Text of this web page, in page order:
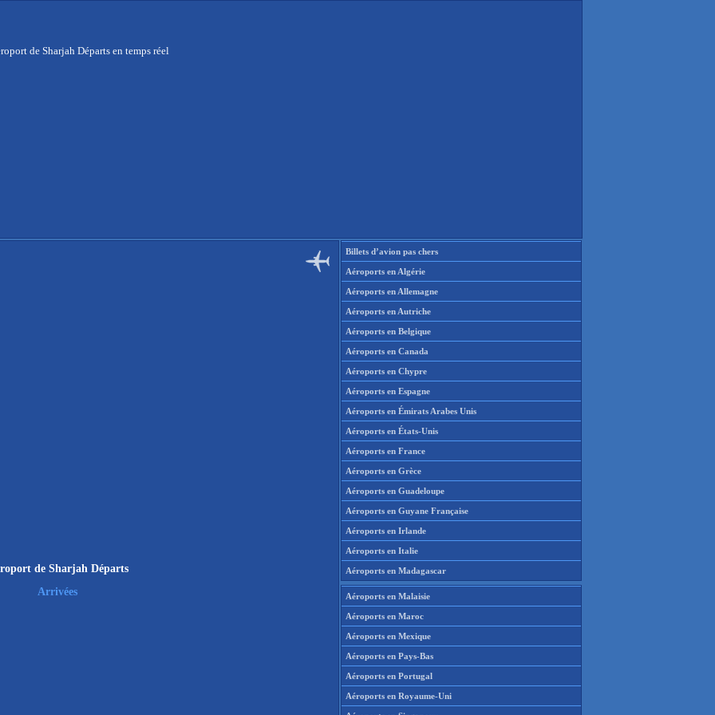
de Sharjah Départs en temps réel
de Sharjah Départs
Arrivées
Billets d’avion pas chers
Aéroports en Algérie
Aéroports en Allemagne
Aéroports en Autriche
Aéroports en Belgique
Aéroports en Canada
Aéroports en Chypre
Aéroports en Espagne
Aéroports en Émirats Arabes Unis
Aéroports en États-Unis
Aéroports en France
Aéroports en Grèce
Aéroports en Guadeloupe
Aéroports en Guyane Française
Aéroports en Irlande
Aéroports en Italie
Aéroports en Madagascar
Aéroports en Malaisie
Aéroports en Maroc
Aéroports en Mexique
Aéroports en Pays-Bas
Aéroports en Portugal
Aéroports en Royaume-Uni